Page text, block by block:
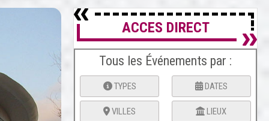
ACCES DIRECT
Tous les Événements par :
TYPES DATES
VILLES LIEUX